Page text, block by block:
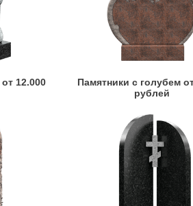
12.000
Памятники с голубем
рублей